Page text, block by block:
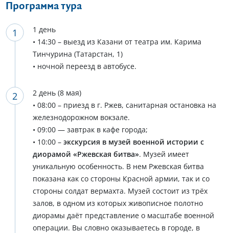
Программа тура
1 день
• 14:30 – выезд из Казани от театра им. Карима
Тинчурина (Татарстан, 1)
• ночной переезд в автобусе.
2 день (8 мая)
• 08:00 – приезд в г. Ржев, санитарная остановка на
железнодорожном вокзале.
• 09:00 — завтрак в кафе города;
• 10:00 – экскурсия в музей военной истории с
диорамой «Ржевская битва». Музей имеет
уникальную особенность. В нем Ржевская битва
показана как со стороны Красной армии, так и со
стороны солдат вермахта. Музей состоит из трёх
залов, в одном из которых живописное полотно
диорамы даёт представление о масштабе военной
операции. Вы словно оказываетесь в городе, в